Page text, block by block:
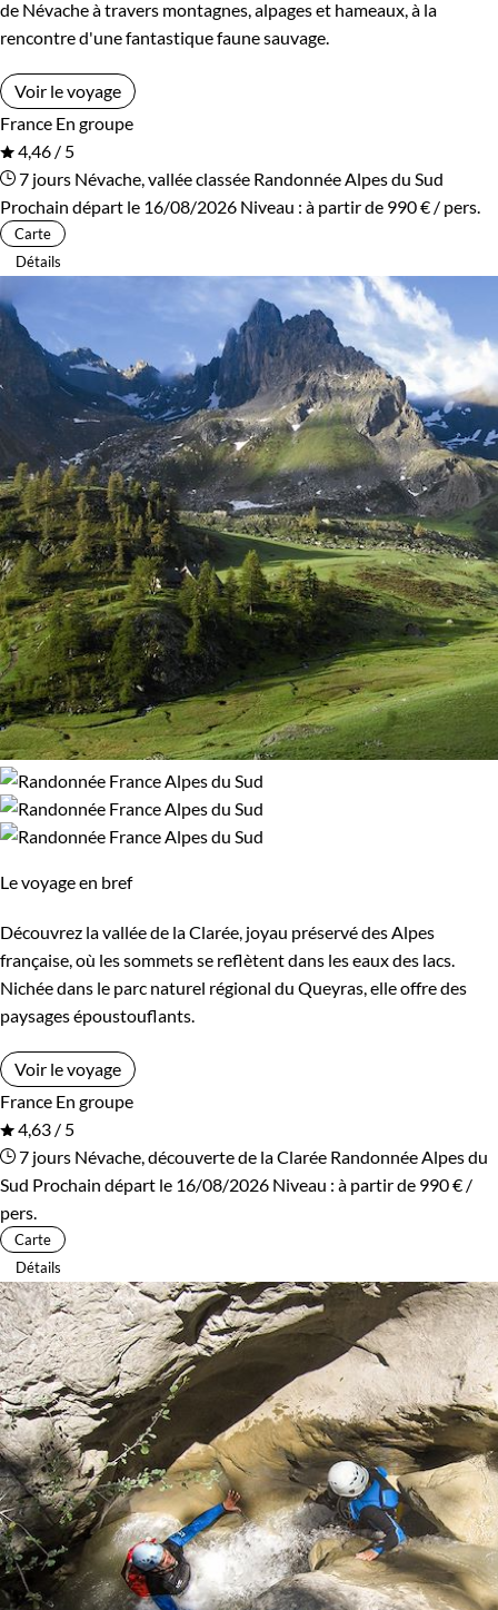
de Névache à travers montagnes, alpages et hameaux, à la
rencontre d'une fantastique faune sauvage.
Voir le voyage
France En groupe
4,46 / 5
7 jours Névache, vallée classée Randonnée Alpes du Sud
Prochain départ le 16/08/2026 Niveau : à partir de 990 € / pers.
Carte
Détails
Le voyage en bref
Découvrez la vallée de la Clarée, joyau préservé des Alpes
française, où les sommets se reflètent dans les eaux des lacs.
Nichée dans le parc naturel régional du Queyras, elle offre des
paysages époustouflants.
Voir le voyage
France En groupe
4,63 / 5
7 jours Névache, découverte de la Clarée Randonnée Alpes du
Sud Prochain départ le 16/08/2026 Niveau : à partir de 990 € /
pers.
Carte
Détails